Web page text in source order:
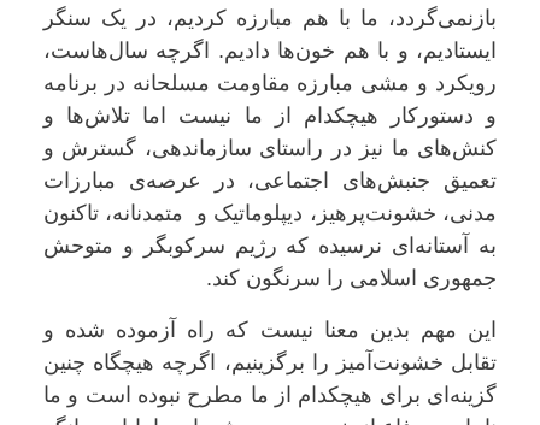
بازنمی‌گردد، ما با هم مبارزه کردیم، در یک سنگر
ایستادیم، و با هم خون‌ها دادیم. اگرچه سال‌هاست،
رویکرد و مشی مبارزه مقاومت مسلحانه در برنامه
و دستورکار هیچکدام از ما نیست اما تلاش‌ها و
کنش‌های ما نیز در راستای سازماندهی، گسترش و
تعمیق جنبش‌های اجتماعی، در عرصه‌ی مبارزات
مدنی، خشونت‌پرهیز، دیپلوماتیک و متمدنانه، تاکنون
به آستانه‌ای نرسیده که رژیم سرکوبگر و متوحش
جمهوری اسلامی را سرنگون کند.
این مهم بدین معنا نیست که راه آزموده شده و
تقابل خشونت‌آمیز را برگزینیم، اگرچه هیچگاه چنین
گزینه‌ای برای هیچکدام از ما مطرح نبوده است و ما